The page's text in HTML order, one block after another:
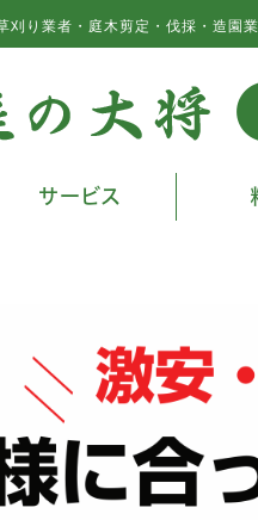
刈り業者・庭木剪定・伐採・造園
サービス